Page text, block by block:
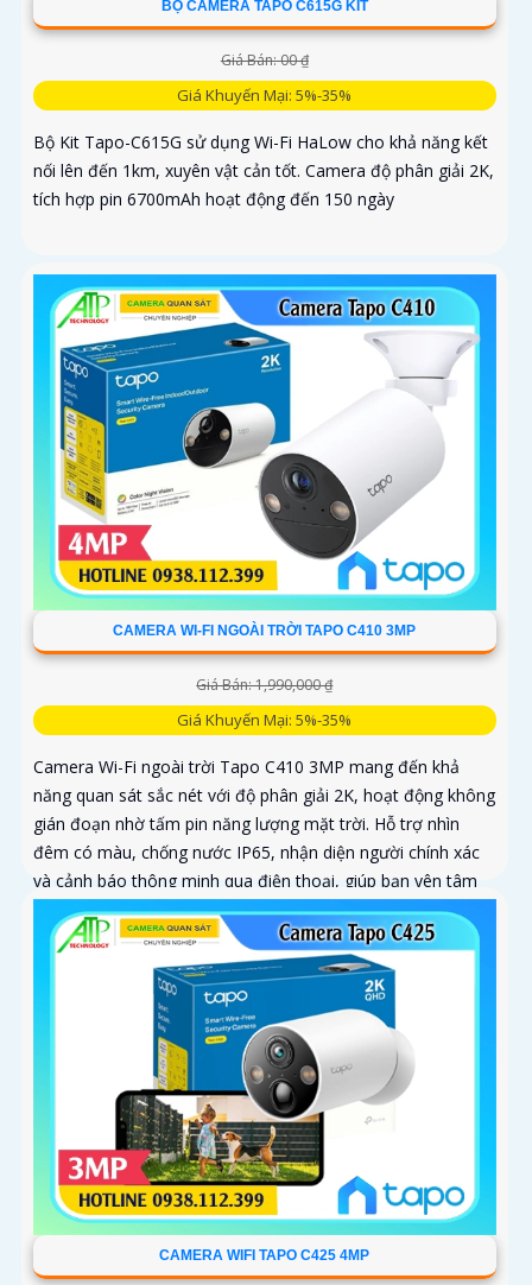
BỘ CAMERA TAPO C615G KIT
Giá Bán: 00 ₫
Giá Khuyến Mại: 5%-35%
Bộ Kit Tapo-C615G sử dụng Wi-Fi HaLow cho khả năng kết
nối lên đến 1km, xuyên vật cản tốt. Camera độ phân giải 2K,
tích hợp pin 6700mAh hoạt động đến 150 ngày
CAMERA WI-FI NGOÀI TRỜI TAPO C410 3MP
Giá Bán: 1,990,000 ₫
Giá Khuyến Mại: 5%-35%
Camera Wi-Fi ngoài trời Tapo C410 3MP mang đến khả
năng quan sát sắc nét với độ phân giải 2K, hoạt động không
gián đoạn nhờ tấm pin năng lượng mặt trời. Hỗ trợ nhìn
đêm có màu, chống nước IP65, nhận diện người chính xác
và cảnh báo thông minh qua điện thoại, giúp bạn yên tâm
giám sát mọi lúc
CAMERA WIFI TAPO C425 4MP